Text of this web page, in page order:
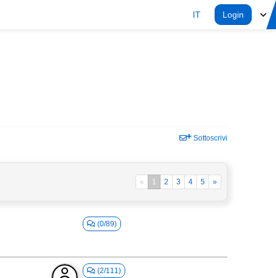
IT Login
Sottoscrivi
« 1 2 3 4 5 »
(0/89)
(2/111)